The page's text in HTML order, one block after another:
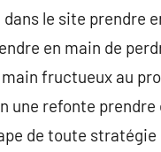
le site prendre
en main de
fructueux au
une refonte
de toute